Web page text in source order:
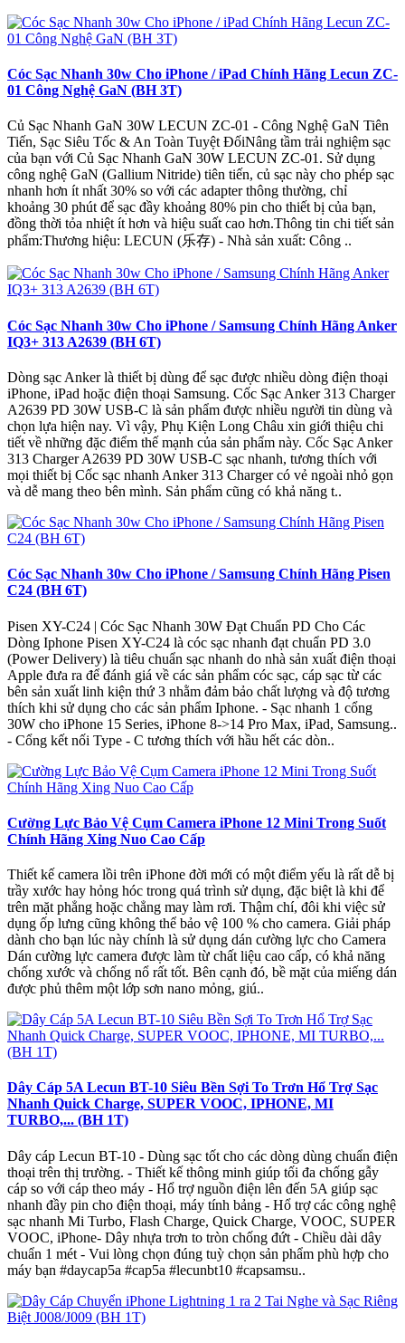
Cóc Sạc Nhanh 30w Cho iPhone / iPad Chính Hãng Lecun ZC-
01 Công Nghệ GaN (BH 3T)
Củ Sạc Nhanh GaN 30W LECUN ZC-01 - Công Nghệ GaN Tiên
Tiến, Sạc Siêu Tốc & An Toàn Tuyệt ĐốiNâng tầm trải nghiệm sạc
của bạn với Củ Sạc Nhanh GaN 30W LECUN ZC-01. Sử dụng
công nghệ GaN (Gallium Nitride) tiên tiến, củ sạc này cho phép sạc
nhanh hơn ít nhất 30% so với các adapter thông thường, chỉ
khoảng 30 phút để sạc đầy khoảng 80% pin cho thiết bị của bạn,
đồng thời tỏa nhiệt ít hơn và hiệu suất cao hơn.Thông tin chi tiết sản
phẩm:Thương hiệu: LECUN (乐存) - Nhà sản xuất: Công ..
Cóc Sạc Nhanh 30w Cho iPhone / Samsung Chính Hãng Anker
IQ3+ 313 A2639 (BH 6T)
Dòng sạc Anker là thiết bị dùng để sạc được nhiều dòng điện thoại
iPhone, iPad hoặc điện thoại Samsung. Cốc Sạc Anker 313 Charger
A2639 PD 30W USB-C là sản phẩm được nhiều người tin dùng và
chọn lựa hiện nay. Vì vậy, Phụ Kiện Long Châu xin giới thiệu chi
tiết về những đặc điểm thế mạnh của sản phẩm này. Cốc Sạc Anker
313 Charger A2639 PD 30W USB-C sạc nhanh, tương thích với
mọi thiết bị Cốc sạc nhanh Anker 313 Charger có vẻ ngoài nhỏ gọn
và dễ mang theo bên mình. Sản phẩm cũng có khả năng t..
Cóc Sạc Nhanh 30w Cho iPhone / Samsung Chính Hãng Pisen
C24 (BH 6T)
Pisen XY-C24 | Cóc Sạc Nhanh 30W Đạt Chuẩn PD Cho Các
Dòng Iphone Pisen XY-C24 là cóc sạc nhanh đạt chuẩn PD 3.0
(Power Delivery) là tiêu chuẩn sạc nhanh do nhà sản xuất điện thoại
Apple đưa ra để đánh giá về các sản phẩm cóc sạc, cáp sạc từ các
bên sản xuất linh kiện thứ 3 nhằm đảm bảo chất lượng và độ tương
thích khi sử dụng cho các sản phẩm Iphone. - Sạc nhanh 1 cổng
30W cho iPhone 15 Series, iPhone 8->14 Pro Max, iPad, Samsung..
- Cổng kết nối Type - C tương thích với hầu hết các dòn..
Cường Lực Bảo Vệ Cụm Camera iPhone 12 Mini Trong Suốt
Chính Hãng Xing Nuo Cao Cấp
Thiết kế camera lồi trên iPhone đời mới có một điểm yếu là rất dễ bị
trầy xước hay hỏng hóc trong quá trình sử dụng, đặc biệt là khi để
trên mặt phẳng hoặc chẳng may làm rơi. Thậm chí, đôi khi việc sử
dụng ốp lưng cũng không thể bảo vệ 100 % cho camera. Giải pháp
dành cho bạn lúc này chính là sử dụng dán cường lực cho Camera
Dán cường lực camera được làm từ chất liệu cao cấp, có khả năng
chống xước và chống nổ rất tốt. Bên cạnh đó, bề mặt của miếng dán
được phủ thêm một lớp sơn nano mỏng, giú..
Dây Cáp 5A Lecun BT-10 Siêu Bền Sợi To Trơn Hổ Trợ Sạc
Nhanh Quick Charge, SUPER VOOC, IPHONE, MI
TURBO,... (BH 1T)
Dây cáp Lecun BT-10 - Dùng sạc tốt cho các dòng dùng chuẩn điện
thoại trên thị trường. - Thiết kế thông minh giúp tối đa chống gẫy
cáp so với cáp theo máy - Hổ trợ nguồn điện lên đến 5A giúp sạc
nhanh đầy pin cho điện thoại, máy tính bảng - Hổ trợ các công nghệ
sạc nhanh Mi Turbo, Flash Charge, Quick Charge, VOOC, SUPER
VOOC, iPhone- Dây nhựa trơn to tròn chống đứt - Chiều dài dây
chuẩn 1 mét - Vui lòng chọn đúng tuỳ chọn sản phẩm phù hợp cho
máy bạn #daycap5a #cap5a #lecunbt10 #capsamsu..